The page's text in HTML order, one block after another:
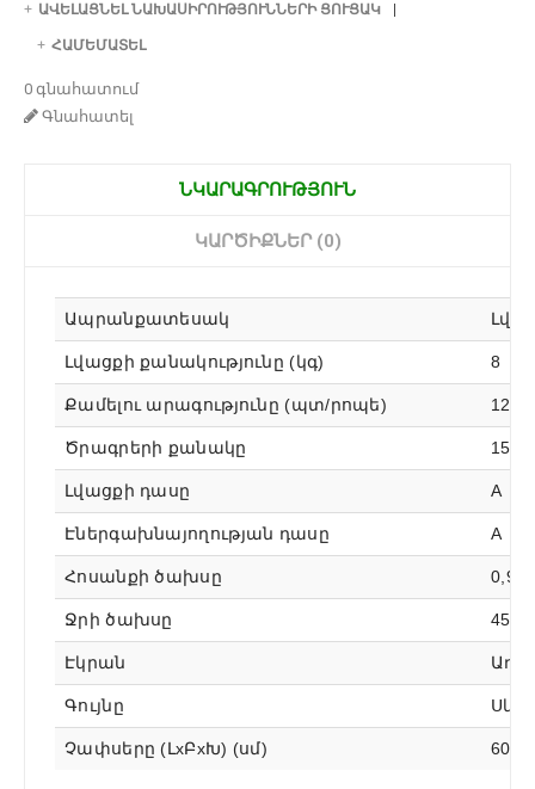
ԱՎԵԼԱՑՆԵԼ ՆԱԽԱՍԻՐՈՒԹՅՈՒՆՆԵՐԻ ՑՈՒՑԱԿ
ՀԱՄԵՄԱՏԵԼ
0 գնահատում
Գնահատել
ՆԿԱՐԱԳՐՈՒԹՅՈՒՆ
ԿԱՐԾԻՔՆԵՐ (0)
Ապրանքատեսակ
Լվացքի քանակությունը (կգ) 8
Քամելու արագությունը (պտ/րոպե) 1200
Ծրագրերի քանակը 15
Լվացքի դասը А
Էներգախնայողության դասը A
Հոսանքի ծախսը 0,92
Ջրի ծախսը 45 լ/
Էկրան
Գույնը Սև
Չափսերը (ԼxԲxԽ) (սմ) 60 x